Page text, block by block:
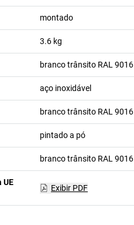
montado
3.6 kg
branco trânsito RAL 9016
aço inoxidável
branco trânsito RAL 9016
pintado a pó
branco trânsito RAL 9016
UE
Exibir PDF